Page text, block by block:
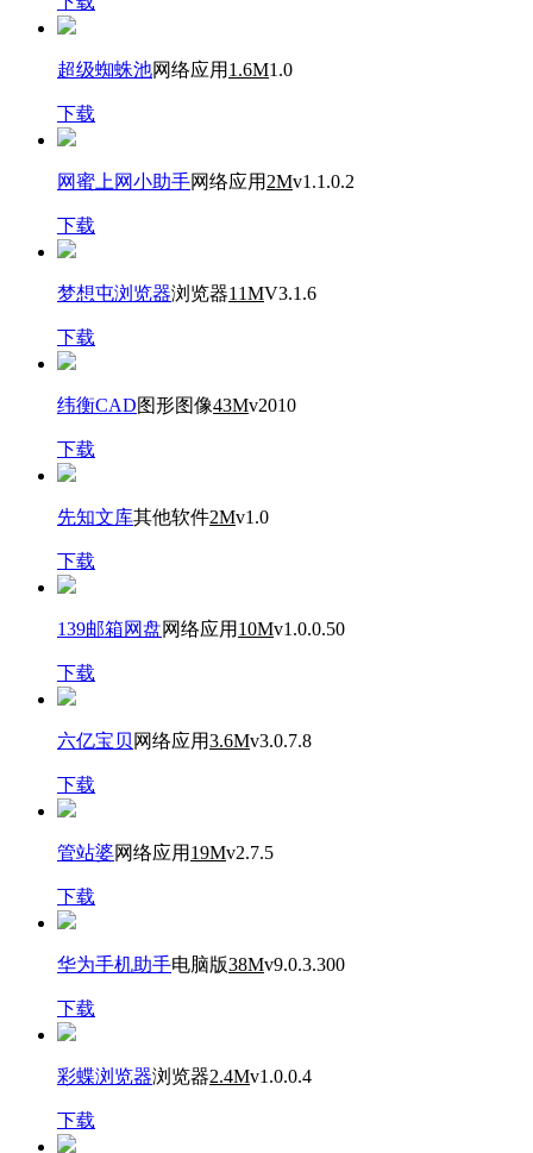
超级蜘蛛池网络应用 1.6M1.0
下载
网蜜上网小助手网络应用 2Mv1.1.0.2
下载
梦想屯浏览器浏览器11MV3.1.6
下载
纬衡CAD图形图像43Mv2010
下载
先知文库其他软件2Mv1.0
下载
139邮箱网盘网络应用 10Mv1.0.0.50
下载
六亿宝贝 网络应用3.6Mv3.0.7.8
下载
管站婆网络应用 19Mv2.7.5
下载
华为手机助手电脑版38Mv9.0.3.300
下载
彩蝶浏览器浏览器2.4Mv1.0.0.4
下载